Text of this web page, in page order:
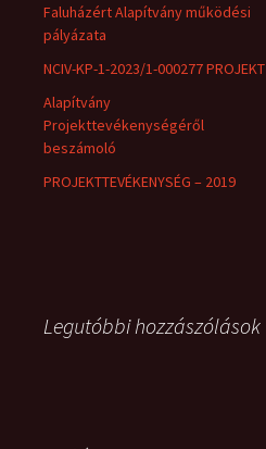
Faluházért Alapítvány működési
pályázata
NCIV-KP-1-2023/1-000277 PROJEKT
Alapítvány
Projekttevékenységéről
beszámoló
PROJEKTTEVÉKENYSÉG – 2019
Legutóbbi hozzászólások